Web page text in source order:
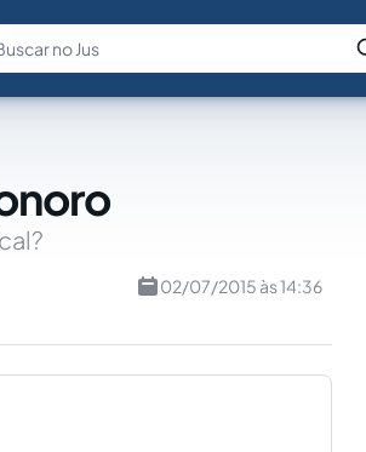
Fale com a IA Buscar no Jus
02/07/2015 às 14:36